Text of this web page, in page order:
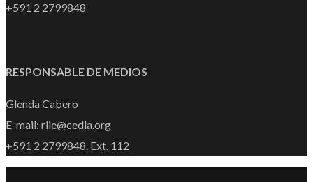
+591 2 2799848
RESPONSABLE DE MEDIOS
Glenda Cabero
E-mail: rlie@cedla.org
+591 2 2799848. Ext. 112